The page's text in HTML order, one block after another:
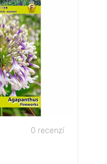
0 recenzí